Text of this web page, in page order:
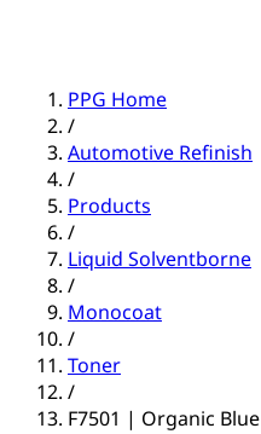
PPG Home
/
Automotive Refinish
/
Products
/
Liquid Solventborne
/
Monocoat
/
Toner
/
F7501 | Organic Blue